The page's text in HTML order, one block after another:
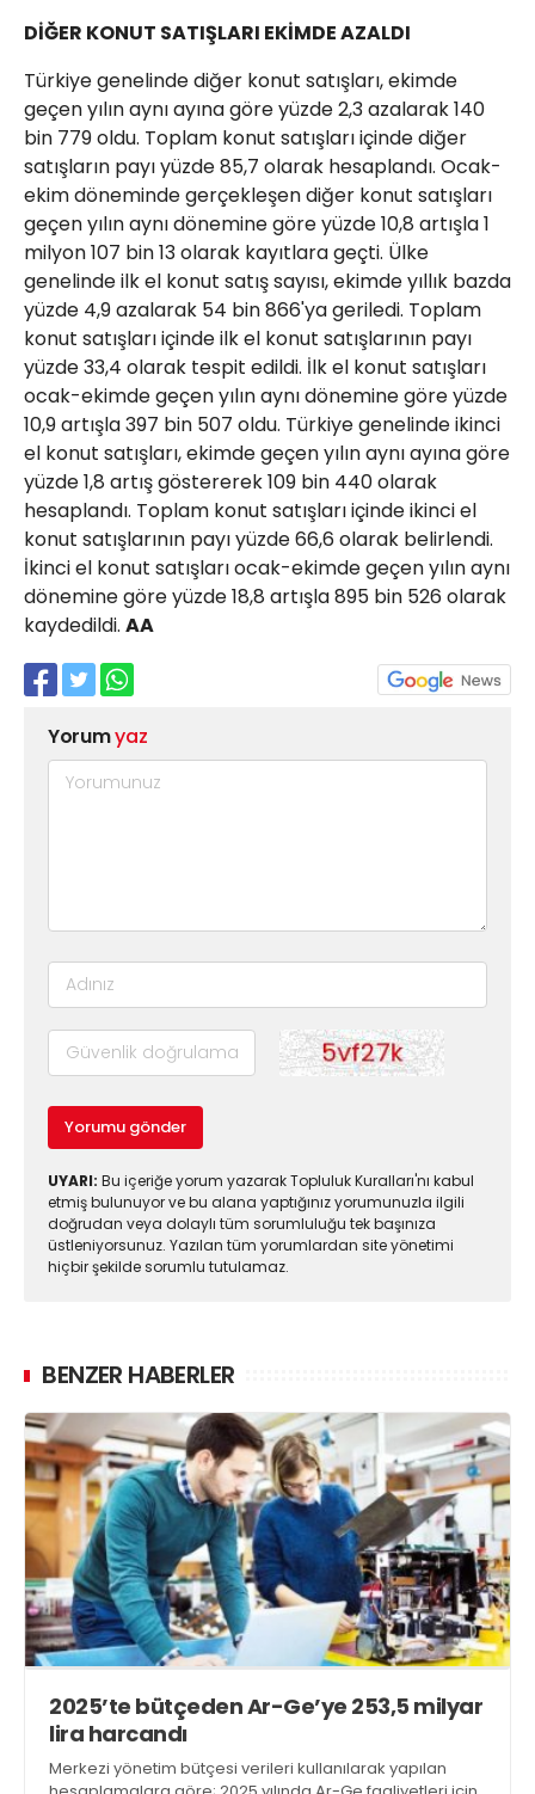
DİĞER KONUT SATIŞLARI EKİMDE AZALDI
Türkiye genelinde diğer konut satışları, ekimde
geçen yılın aynı ayına göre yüzde 2,3 azalarak 140
bin 779 oldu. Toplam konut satışları içinde diğer
satışların payı yüzde 85,7 olarak hesaplandı. Ocak-
ekim döneminde gerçekleşen diğer konut satışları
geçen yılın aynı dönemine göre yüzde 10,8 artışla 1
milyon 107 bin 13 olarak kayıtlara geçti. Ülke
genelinde ilk el konut satış sayısı, ekimde yıllık bazda
yüzde 4,9 azalarak 54 bin 866'ya geriledi. Toplam
konut satışları içinde ilk el konut satışlarının payı
yüzde 33,4 olarak tespit edildi. İlk el konut satışları
ocak-ekimde geçen yılın aynı dönemine göre yüzde
10,9 artışla 397 bin 507 oldu. Türkiye genelinde ikinci
el konut satışları, ekimde geçen yılın aynı ayına göre
yüzde 1,8 artış göstererek 109 bin 440 olarak
hesaplandı. Toplam konut satışları içinde ikinci el
konut satışlarının payı yüzde 66,6 olarak belirlendi.
İkinci el konut satışları ocak-ekimde geçen yılın aynı
dönemine göre yüzde 18,8 artışla 895 bin 526 olarak
kaydedildi. AA
Yorumyaz
Yorumu gönder
UYARI: Bu içeriğe yorum yazarak Topluluk Kuralları'nı kabul
etmiş bulunuyor ve bu alana yaptığınız yorumunuzla ilgili
doğrudan veya dolaylı tüm sorumluluğu tek başınıza
üstleniyorsunuz. Yazılan tüm yorumlardan site yönetimi
hiçbir şekilde sorumlu tutulamaz.
BENZER HABERLER
2025’te bütçeden Ar-Ge’ye 253,5 milyar
lira harcandı
Merkezi yönetim bütçesi verileri kullanılarak yapılan